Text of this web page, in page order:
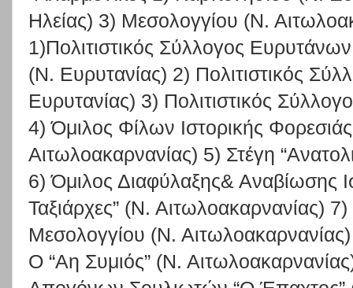
Ηλείας) 3) Μεσολογγίου (Ν.
1)Πολιτιστικός Σύλλογος
(Ν. Ευρυτανίας) 2) Πολιτιστικός
Ευρυτανίας) 3) Πολιτιστικός
4) Όμιλος Φίλων Ιστορικής
Αιτωλοακαρνανίας) 5) Στέγη
6) Όμιλος Διαφύλαξης& Αναβίωσης
Ταξιάρχες” (Ν. Αιτωλοακαρνανίας)
Μεσολογγίου (Ν.
Ο “Αη Συμιός” (Ν.